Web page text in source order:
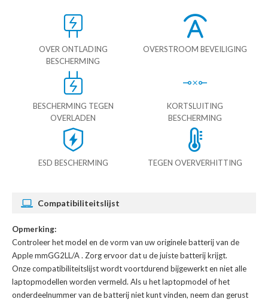
OVER ONTLADING
BESCHERMING
OVERSTROOM BEVEILIGING
BESCHERMING TEGEN
OVERLADEN
KORTSLUITING
BESCHERMING
ESD BESCHERMING TEGEN OVERVERHITTING
Compatibiliteitslijst
Opmerking:
Controleer het model en de vorm van uw originele batterij van de
Apple mmGG2LL/A. Zorg ervoor dat u de juiste batterij krijgt.
Onze compatibiliteitslijst wordt voortdurend bijgewerkt en niet alle
laptopmodellen worden vermeld. Als u het laptopmodel of het
onderdeelnummer van de batterij niet kunt vinden, neem dan gerust